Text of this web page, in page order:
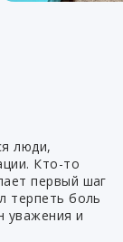
люди,
Кто-то
первый шаг
терпеть боль
уважения и